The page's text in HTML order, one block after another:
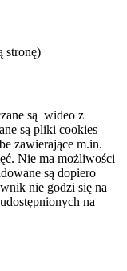
stronę)
są wideo z
są pliki cookies
zawierające m.in.
Nie ma możliwości
są dopiero
nie godzi się na
na